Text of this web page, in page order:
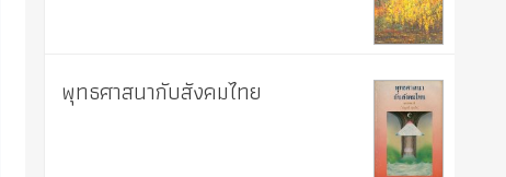
พุทธศาสนากับสังคมไทย